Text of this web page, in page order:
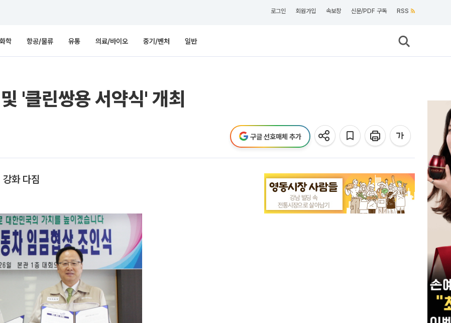
로그인 회원가입 속보창 신문/PDF 구독 RSS
학 항공/물류 유통 의료/바이오 중기/벤처 일반
'클린쌍용 서약식' 개최
구글 선호매체 추가
화 다짐